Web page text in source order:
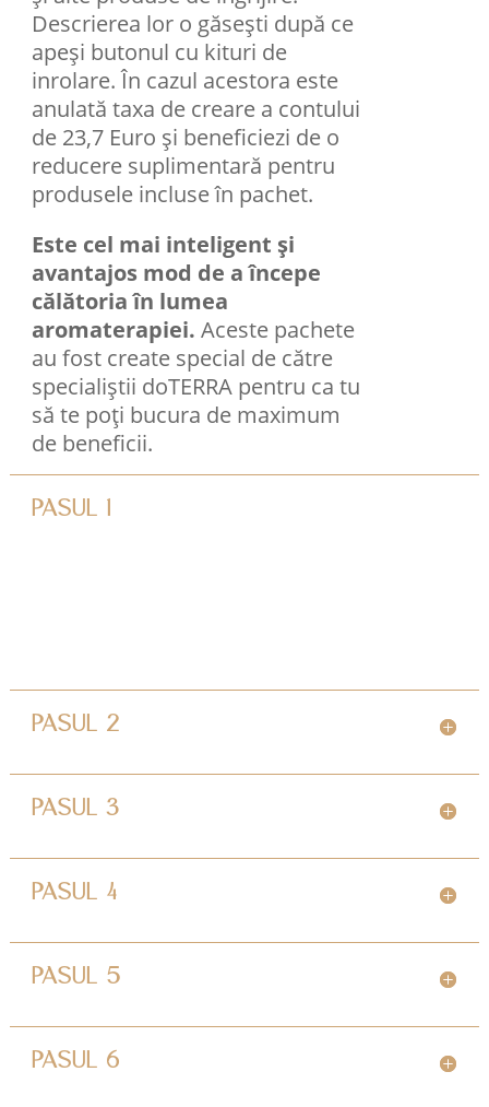
Descrierea lor o găsești după ce
apeși butonul cu kituri de
inrolare. În cazul acestora este
anulată taxa de creare a contului
de 23,7 Euro și beneficiezi de o
reducere suplimentară pentru
produsele incluse în pachet.
Este cel mai inteligent și
avantajos mod de a începe
călătoria în lumea
aromaterapiei. Aceste pachete
au fost create special de către
specialiștii doTERRA pentru ca tu
să te poți bucura de maximum
de beneficii.
PASUL 1
PASUL 2
PASUL 3
PASUL 4
PASUL 5
PASUL 6